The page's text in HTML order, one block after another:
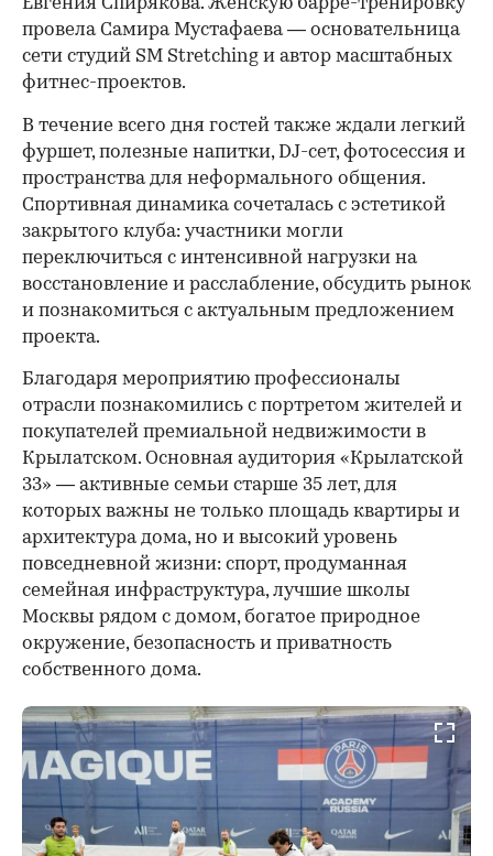
провела Самира Мустафаева — основательница
сети студий SM Stretching и автор масштабных
фитнес-проектов.
В течение всего дня гостей также ждали легкий
фуршет, полезные напитки, DJ-сет, фотосессия и
пространства для неформального общения.
Спортивная динамика сочеталась с эстетикой
закрытого клуба: участники могли
переключиться с интенсивной нагрузки на
восстановление и расслабление, обсудить рынок
и познакомиться с актуальным предложением
проекта.
Благодаря мероприятию профессионалы
отрасли познакомились с портретом жителей и
покупателей премиальной недвижимости в
Крылатском. Основная аудитория «Крылатской
33» — активные семьи старше 35 лет, для
которых важны не только площадь квартиры и
архитектура дома, но и высокий уровень
повседневной жизни: спорт, продуманная
семейная инфраструктура, лучшие школы
Москвы рядом с домом, богатое природное
окружение, безопасность и приватность
собственного дома.